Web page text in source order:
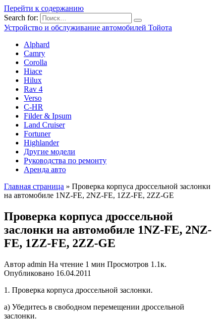
Перейти к содержанию
Search for:
Устройство и обслуживание автомобилей Тойота
Alphard
Camry
Corolla
Hiace
Hilux
Rav 4
Verso
C-HR
Filder & Ipsum
Land Cruiser
Fortuner
Highlander
Другие модели
Руководства по ремонту
Аренда авто
Главная страница » Проверка корпуса дроссельной заслонки
на автомобиле 1NZ-FE, 2NZ-FE, 1ZZ-FE, 2ZZ-GE
Проверка корпуса дроссельной
заслонки на автомобиле 1NZ-FE, 2NZ-
FE, 1ZZ-FE, 2ZZ-GE
Автор admin На чтение 1 мин Просмотров 1.1к.
Опубликовано 16.04.2011
1. Проверка корпуса дроссельной за­слонки.
а) Убедитесь в свободном переме­щении дроссельной
заслонки.